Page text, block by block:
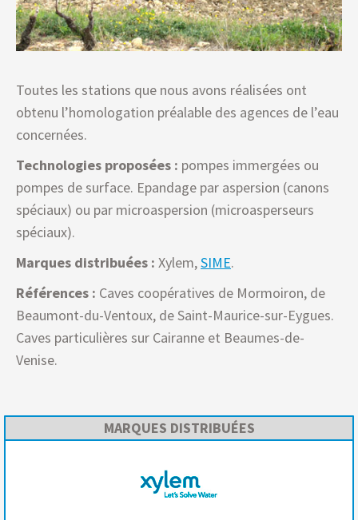
Toutes les stations que nous avons réalisées ont
obtenu l’homologation préalable des agences de l’eau
concernées.
Technologies proposées : pompes immergées ou
pompes de surface. Epandage par aspersion (canons
spéciaux) ou par microaspersion (microasperseurs
spéciaux).
Marques distribuées : Xylem,SIME.
Références : Caves coopératives de Mormoiron, de
Beaumont-du-Ventoux, de Saint-Maurice-sur-Eygues.
Caves particulières sur Cairanne et Beaumes-de-
Venise.
MARQUES DISTRIBUÉES